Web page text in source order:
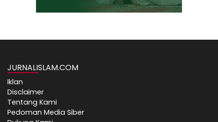
JURNALISLAM.COM
Iklan
Disclaimer
Tentang Kami
Pedoman Media Siber